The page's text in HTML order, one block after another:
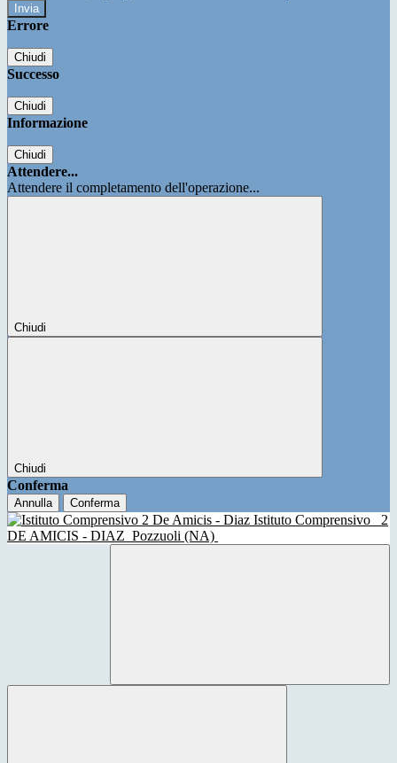
Errore
Chiudi
Successo
Chiudi
Informazione
Chiudi
Attendere...
Attendere il completamento dell'operazione...
Chiudi
Chiudi
Conferma
Annulla Conferma
Istituto Comprensivo
2
DE AMICIS - DIAZ Pozzuoli (NA)